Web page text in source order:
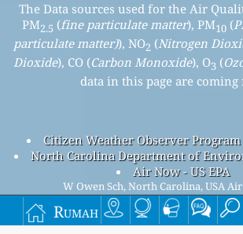
Rumah
The Data sources used for the Air
PM2.5 (fine particulate matter), PM10(
particulate matter)), NO2 (Nitrogen
Dioxide), CO (Carbon Monoxide), O3 (
data in this page are coming
Citizen Weather Observer Program
North Carolina Department of
Air Now - US EPA
W Owen Sch, North Carolina, USA
W Owen Sch, North Carolina overall
index is 53
W Owen Sch, North Carolina PM
(fine